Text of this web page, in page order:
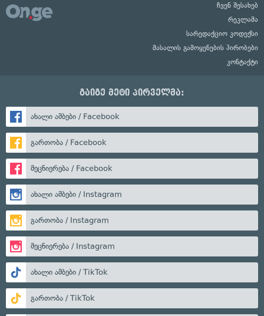
ჩვენ შესახებ
რეკლამა
სარედაქციო კოდექსი
მასალის გამოყენების პირობები
კონტაქტი
გაიგე მეტი პირველმა:
ახალი ამბები / Facebook
გართობა / Facebook
მეცნიერება / Facebook
ახალი ამბები / Instagram
გართობა / Instagram
მეცნიერება / Instagram
ახალი ამბები / TikTok
გართობა / TikTok